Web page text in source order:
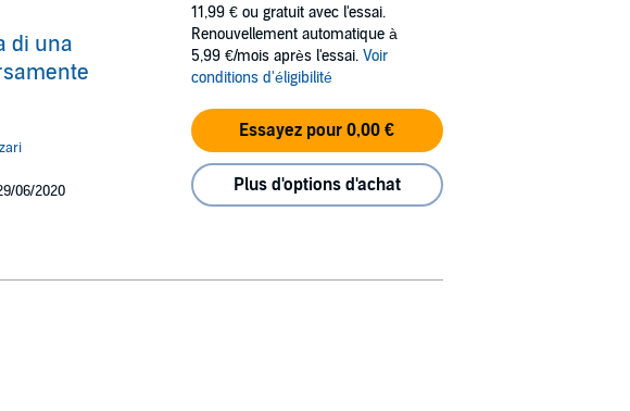
di una
06/2020
11,99 € ou gratuit avec l'essai.
Renouvellement automatique à
5,99 €/mois après l'essai. Voir
conditions d'éligibilité
Essayez pour 0,00 €
Plus d'options d'achat